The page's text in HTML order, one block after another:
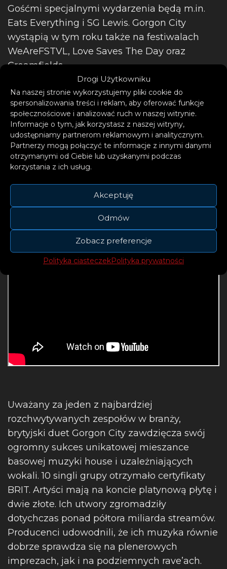
Drogi Użytkowniku
Na naszej stronie wykorzystujemy pliki cookie do
spersonalizowania treści i reklam, aby oferować funkcje
społecznościowe i analizować ruch w naszej witrynie.
Informacje o tym, jak korzystasz z naszej witryny,
udostępniamy partnerom reklamowym i analitycznym.
Partnerzy mogą połączyć te informacje z innymi danymi
otrzymanymi od Ciebie lub uzyskanymi podczas
korzystania z ich usług.
Akceptuję
Odmów
Zobacz preferencje
Polityka ciasteczekPolityka prywatności
Gośćmi specjalnymi wydarzenia będą m.in.
Eats Everything i SG Lewis. Gorgon City
wystąpią w tym roku także na festiwalach
WeAreFSTVL, Love Saves The Day oraz
Creamfields.
Uważany za jeden z najbardziej
rozchwytywanych zespołów w branży,
brytyjski duet Gorgon City zawdzięcza swój
ogromny sukces unikatowej mieszance
basowej muzyki house i uzależniających
wokali. 10 singli grupy otrzymało certyfikaty
BRIT. Artyści mają na koncie platynową płytę i
dwie złote. Ich utwory zgromadziły
dotychczas ponad półtora miliarda streamów.
Producenci udowodnili, że ich muzyka równie
dobrze sprawdza się na plenerowych
imprezach, jak i na podziemnych rave’ach.